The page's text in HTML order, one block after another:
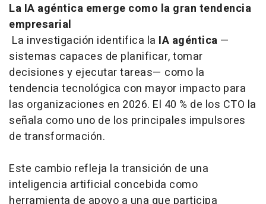
La IA agéntica emerge como la gran tendencia
empresarial
La investigación identifica la IA agéntica —
sistemas capaces de planificar, tomar
decisiones y ejecutar tareas— como la
tendencia tecnológica con mayor impacto para
las organizaciones en 2026. El 40 % de los CTO la
señala como uno de los principales impulsores
de transformación.
Este cambio refleja la transición de una
inteligencia artificial concebida como